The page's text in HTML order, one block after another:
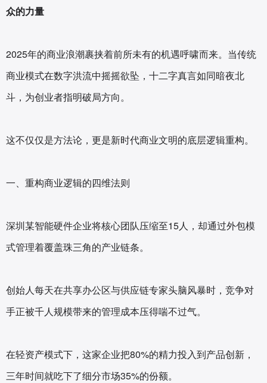
众的力量
2025年的商业浪潮裹挟着前所未有的机遇呼啸而来。当传统
商业模式在数字洪流中摇摇欲坠，十二字真言如同暗夜北
斗，为创业者指明破局方向。
这不仅仅是方法论，更是新时代商业文明的底层逻辑重构。
一、重构商业逻辑的四维法则
深圳某智能硬件企业将核心团队压缩至15人，却通过外包模
式管理着覆盖珠三角的产业链条。
创始人每天在共享办公区与供应链专家头脑风暴时，竞争对
手正被千人规模带来的管理成本压得喘不过气。
在轻资产模式下，这家企业把80%的精力投入到产品创新，
三年时间就吃下了细分市场35%的份额。